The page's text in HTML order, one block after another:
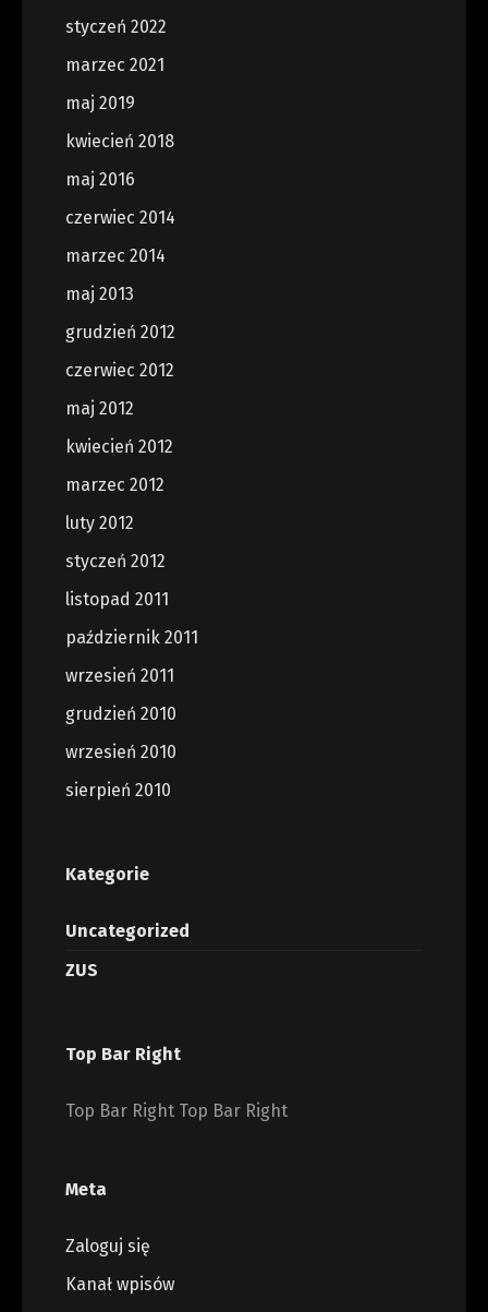
styczeń 2022
marzec 2021
maj 2019
kwiecień 2018
maj 2016
czerwiec 2014
marzec 2014
maj 2013
grudzień 2012
czerwiec 2012
maj 2012
kwiecień 2012
marzec 2012
luty 2012
styczeń 2012
listopad 2011
październik 2011
wrzesień 2011
grudzień 2010
wrzesień 2010
sierpień 2010
Kategorie
Uncategorized
ZUS
Top Bar Right
Top Bar Right Top Bar Right
Meta
Zaloguj się
Kanał wpisów